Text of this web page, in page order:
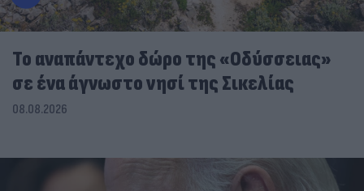
To αναπάντεχο δώρο της «Οδύσσειας»
σε ένα άγνωστο νησί της Σικελίας
08.08.2026